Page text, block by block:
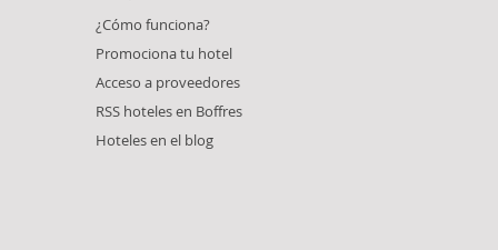
¿Cómo funciona?
Promociona tu hotel
Acceso a proveedores
RSS hoteles en Boffres
Hoteles en el blog